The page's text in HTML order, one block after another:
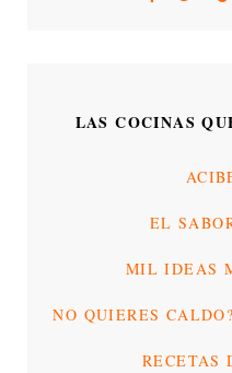
LAS COCINAS
EL
MIL IDEAS
NO QUIERES
RECETAS